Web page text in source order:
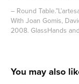
– Round
With Joan Gomis,
2008. GlassHands
You may also